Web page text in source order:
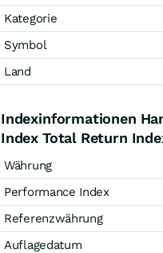
Kategorie
Symbol
Land
Indexinformationen
Index Total Return
Währung
Performance Index
Referenzwährung
Auflagedatum